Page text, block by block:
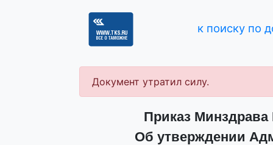
к поиску по
Документ утратил силу.
Приказ Минздрава
Об утверждении